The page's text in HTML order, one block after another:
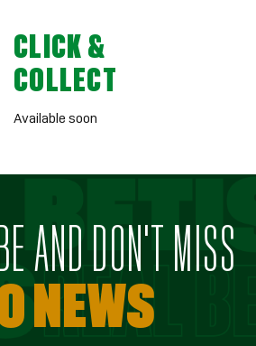
CLICK &
COLLECT
Available soon
AND DON'T MISS
NEWS